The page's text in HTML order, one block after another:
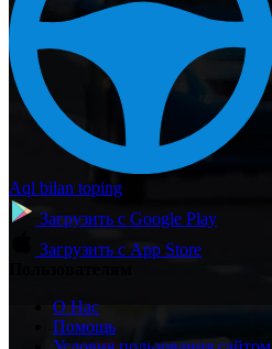
Aql bilan toping
Загрузить с Google Play
Загрузить с App Store
О Нас
Помощь